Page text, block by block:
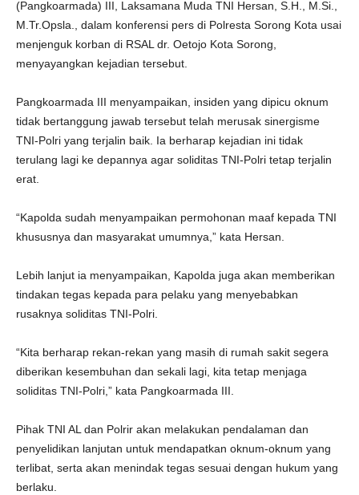
(Pangkoarmada) III, Laksamana Muda TNI Hersan, S.H., M.Si.,
M.Tr.Opsla., dalam konferensi pers di Polresta Sorong Kota usai
menjenguk korban di RSAL dr. Oetojo Kota Sorong,
menyayangkan kejadian tersebut.
Pangkoarmada III menyampaikan, insiden yang dipicu oknum
tidak bertanggung jawab tersebut telah merusak sinergisme
TNI-Polri yang terjalin baik. Ia berharap kejadian ini tidak
terulang lagi ke depannya agar soliditas TNI-Polri tetap terjalin
erat.
“Kapolda sudah menyampaikan permohonan maaf kepada TNI
khususnya dan masyarakat umumnya,” kata Hersan.
Lebih lanjut ia menyampaikan, Kapolda juga akan memberikan
tindakan tegas kepada para pelaku yang menyebabkan
rusaknya soliditas TNI-Polri.
“Kita berharap rekan-rekan yang masih di rumah sakit segera
diberikan kesembuhan dan sekali lagi, kita tetap menjaga
soliditas TNI-Polri,” kata Pangkoarmada III.
Pihak TNI AL dan Polrir akan melakukan pendalaman dan
penyelidikan lanjutan untuk mendapatkan oknum-oknum yang
terlibat, serta akan menindak tegas sesuai dengan hukum yang
berlaku.